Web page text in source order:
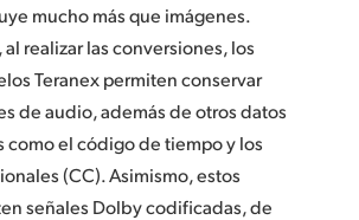
mucho más que imágenes.
al realizar las conversiones, los
Teranex permiten conservar
de audio, además de otros datos
como el código de tiempo y los
(CC). Asimismo, estos
señales Dolby codificadas, de